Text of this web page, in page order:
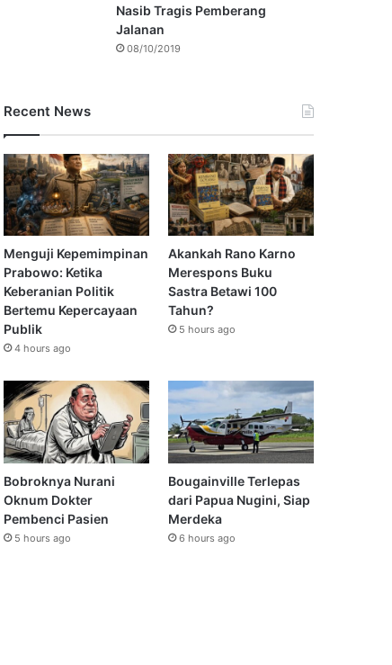
Nasib Tragis Pemberang
Jalanan
08/10/2019
Recent News
Menguji Kepemimpinan
Prabowo: Ketika
Keberanian Politik
Bertemu Kepercayaan
Publik
4 hours ago
Akankah Rano Karno
Merespons Buku
Sastra Betawi 100
Tahun?
5 hours ago
Bobroknya Nurani
Oknum Dokter
Pembenci Pasien
5 hours ago
Bougainville Terlepas
dari Papua Nugini, Siap
Merdeka
6 hours ago